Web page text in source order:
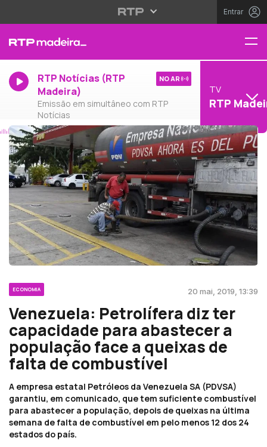
Entrar
RTP Notícias (RTP
Madeira)
Emissão em simultâneo com RTP
Notícias
NO AR
TV
RTP
ECONOMIA 20 mai, 2019, 13:39
Venezuela: Petrolífera diz ter
capacidade para abastecer a
população face a queixas de
falta de combustível
A empresa estatal Petróleos da Venezuela SA (PDVSA)
garantiu, em comunicado, que tem suficiente combustível
para abastecer a população, depois de queixas na última
semana de falta de combustível em pelo menos 12 dos 24
estados do país.